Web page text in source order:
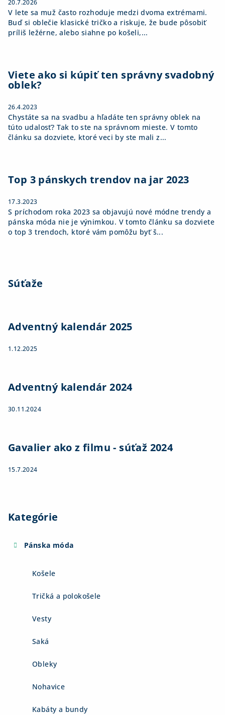
20.7.2026
V lete sa muž často rozhoduje medzi dvoma extrémami.
Buď si oblečie klasické tričko a riskuje, že bude pôsobiť
príliš ležérne, alebo siahne po košeli,...
Viete ako si kúpiť ten správny svadobný
oblek?
26.4.2023
Chystáte sa na svadbu a hľadáte ten správny oblek na
túto udalosť? Tak to ste na správnom mieste. V tomto
článku sa dozviete, ktoré veci by ste mali z...
Top 3 pánskych trendov na jar 2023
17.3.2023
S príchodom roka 2023 sa objavujú nové módne trendy a
pánska móda nie je výnimkou. V tomto článku sa dozviete
o top 3 trendoch, ktoré vám pomôžu byť š...
Súťaže
Adventný kalendár 2025
1.12.2025
Adventný kalendár 2024
30.11.2024
Gavalier ako z filmu - súťaž 2024
15.7.2024
Kategórie
Pánska móda
Košele
Tričká a polokošele
Vesty
Saká
Obleky
Nohavice
Kabáty a bundy